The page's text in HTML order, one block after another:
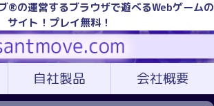
®の運営するブラウザで遊べるWebゲームの
サイト！プレイ無料！
自社製品 会社概要